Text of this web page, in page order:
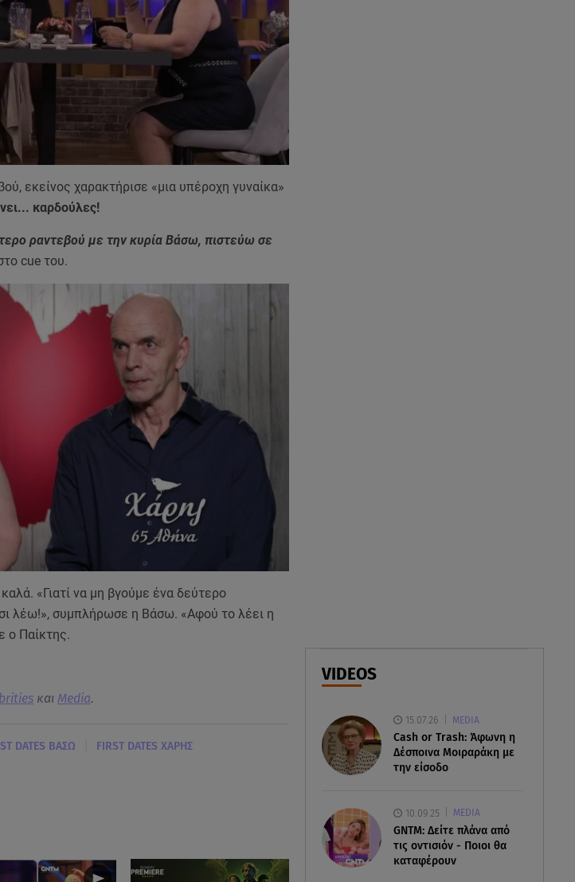
06.08.26 , 19:44
Πότε δεν επιβάλλεται φόρος
κληρονομιάς σε τραπεζικές
06.08.26 , 19:17
Κυψέλη: «Βιώνουμε βαθιά
οδύνη» - Τι λέει η οικογένεια της
VIDEOS
15.07.26 MEDIA
Cash or Trash: Άφωνη η
Δέσποινα Μοιραράκη με
την είσοδο
10.09.25 MEDIA
GNTM: Δείτε πλάνα από
τις οντισιόν - Ποιοι θα
καταφέρουν
εκείνος χαρακτήρισε «μια υπέροχη γυναίκα»
καρδούλες!
ραντεβού με την κυρία Βάσω, πιστεύω σε
cue του.
«Γιατί να μη βγούμε ένα δεύτερο
λέω!», συμπλήρωσε η Βάσω. «Αφού το λέει η
ο Παίκτης.
και Media.
DATES ΒΑΣΩ FIRST DATES ΧΑΡΗΣ